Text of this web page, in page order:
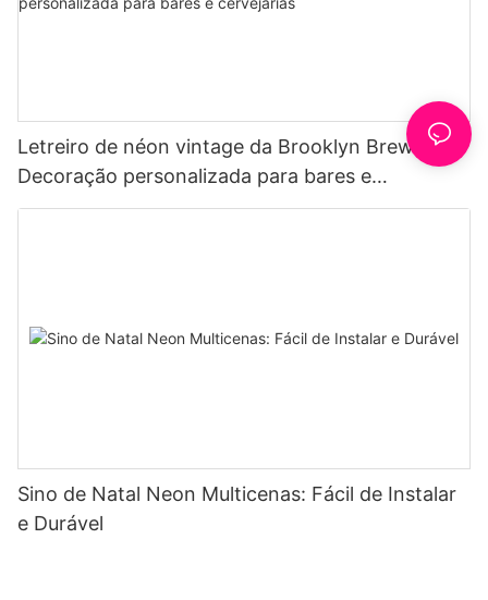
Letreiro de néon vintage da Brooklyn Brewery |
Decoração personalizada para bares e
cervejarias
Sino de Natal Neon Multicenas: Fácil de Instalar
e Durável